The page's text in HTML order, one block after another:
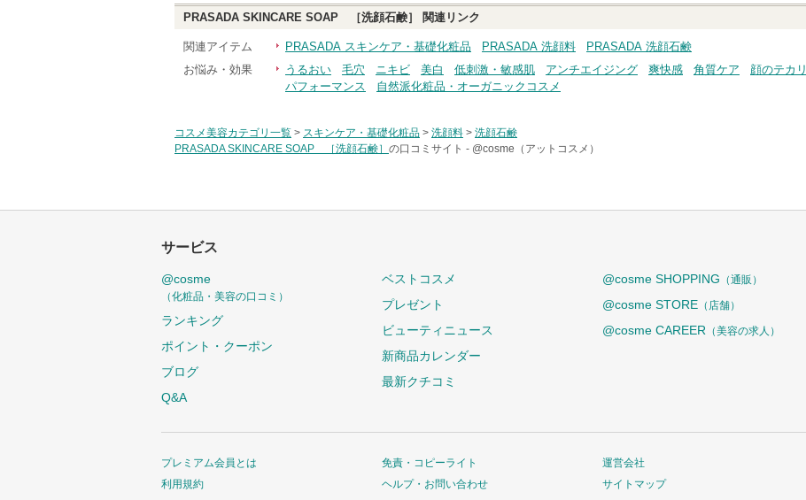
PRASADA SKINCARE SOAP ［洗顔石鹸］ 関連リンク
関連アイテム PRASADA スキンケア・基礎化粧品 PRASADA 洗顔料
PRASADA 洗顔石鹸
お悩み・効果
うるおい 毛穴 ニキビ 美白 低刺激・敏感肌 アンチエイジング 爽快感 角質ケア 顔のテカリ
パフォーマンス
自然派化粧品・オーガニックコスメ
コスメ美容カテゴリ一覧 > スキンケア・基礎化粧品 > 洗顔料 > 洗顔石鹸
PRASADA SKINCARE SOAP ［洗顔石鹸］ の口コミサイト - @cosme（アットコスメ）
サービス
@cosme
（化粧品・美容の口コミ）
ランキング
ポイント・クーポン
ブログ
Q&A
ベストコスメ
プレゼント
ビューティニュース
新商品カレンダー
最新クチコミ
@cosme SHOPPING （通販）
@cosme STORE （店舗）
@cosme CAREER （美容の求人）
プレミアム会員とは
利用規約
免責・コピーライト
ヘルプ・お問い合わせ
運営会社
サイトマップ